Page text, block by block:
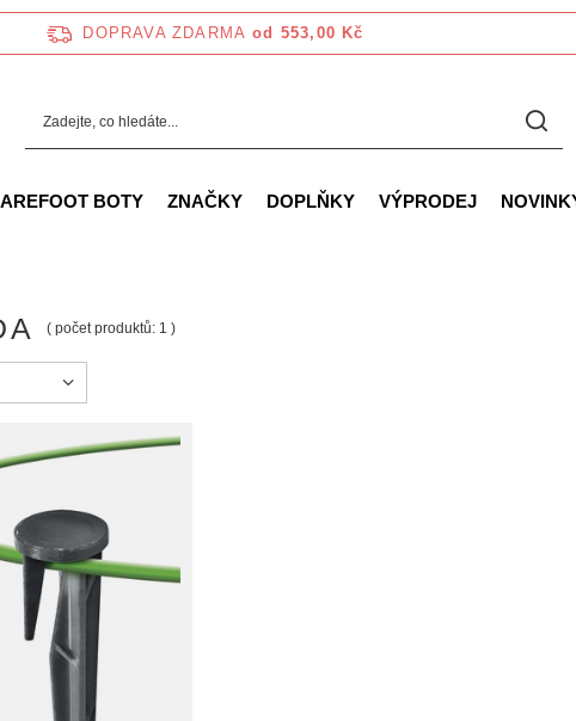
DOPRAVA ZDARMA od 553,00 Kč
BOTY ZNAČKY DOPLŇKY VÝPRODEJ
( počet produktů: 1 )